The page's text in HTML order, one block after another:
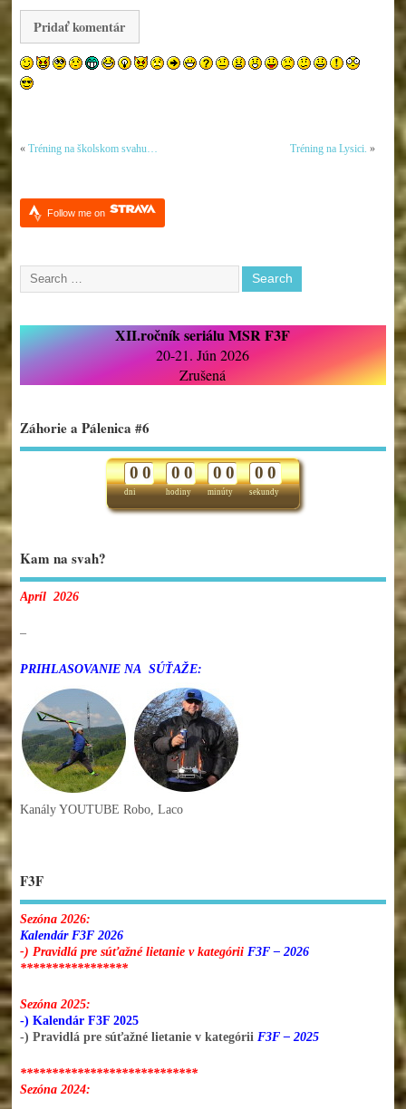
« Tréning na školskom svahu… Tréning na Lysici. »
Follow me on
XII.ročník seriálu MSR F3F
20-21. Jún 2026
Zrušená
Záhorie a Pálenica #6
dni
0 0
hodiny
0 0
minúty
0 0
sekundy
0 0
Kam na svah?
Apríl 2026
–
PRIHLASOVANIE NA SÚŤAŽE:
Kanály YOUTUBE Robo, Laco
F3F
Sezóna 2026:
Kalendár F3F 2026
-) Pravidlá pre súťažné lietanie v kategórii F3F – 2026
*****************
Sezóna 2025:
-) Kalendár F3F 2025
-) Pravidlá pre súťažné lietanie v kategórii F3F – 2025
****************************
Sezóna 2024: